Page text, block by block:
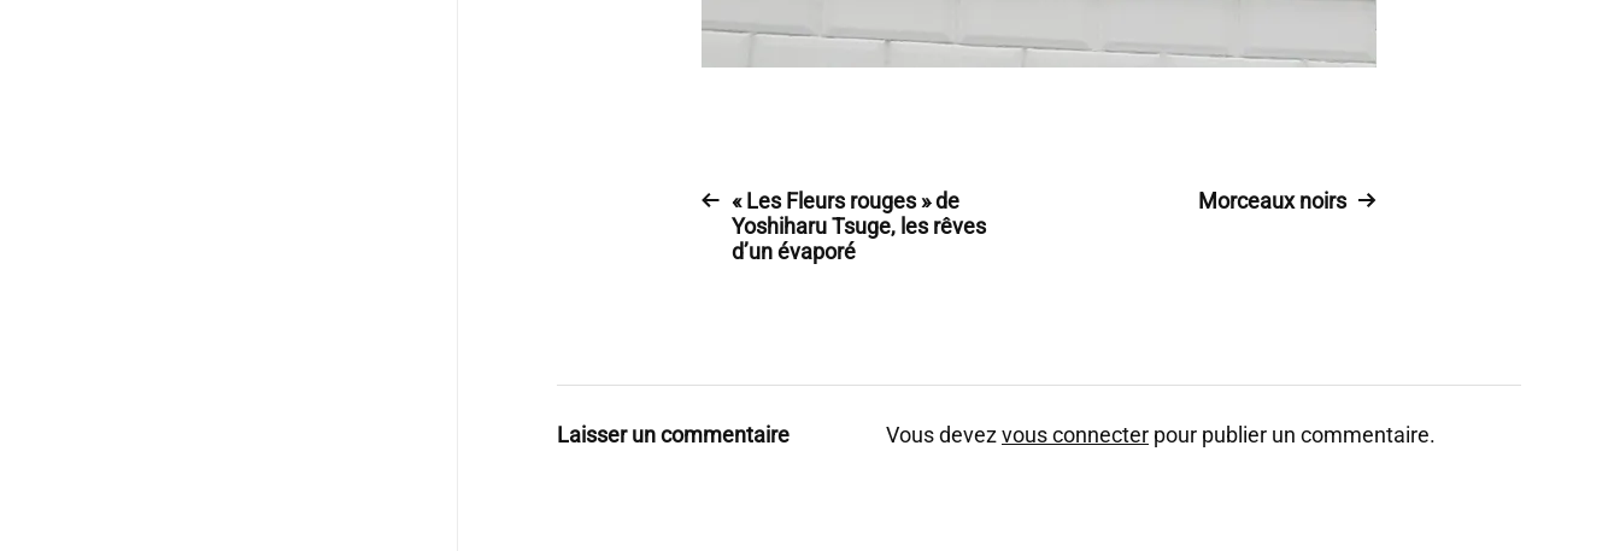
« Les Fleurs rouges » de
Yoshiharu Tsuge, les rêves
d’un évaporé
Morceaux noirs
Laisser un commentaire Vous devezvous connecter pour publier un commentaire.